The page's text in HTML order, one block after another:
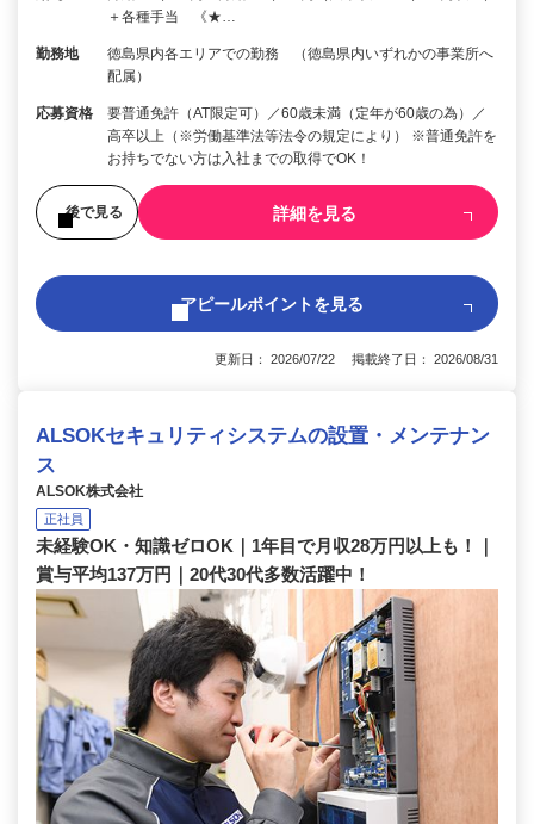
＋各種手当 《★…
勤務地
徳島県内各エリアでの勤務 （徳島県内いずれかの事業所へ
配属）
応募資格
要普通免許（AT限定可）／60歳未満（定年が60歳の為）／
高卒以上（※労働基準法等法令の規定により） ※普通免許を
お持ちでない方は入社までの取得でOK！
後で見る 詳細を見る
アピールポイントを見る
更新日： 2026/07/22 掲載終了日： 2026/08/31
ALSOKセキュリティシステムの設置・メンテナン
ス
ALSOK株式会社
正社員
未経験OK・知識ゼロOK｜1年目で月収28万円以上も！｜
賞与平均137万円｜20代30代多数活躍中！